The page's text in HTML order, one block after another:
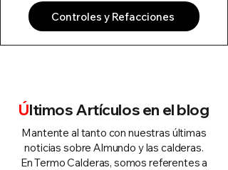
Controles y Refacciones
Últimos Artículos en el blog
Mantente al tanto con nuestras últimas
noticias sobre Almundo y las calderas.
En Termo Calderas, somos referentes a